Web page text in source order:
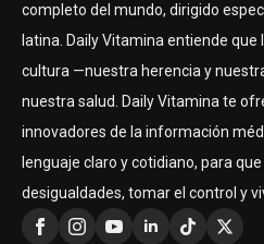
completo del mundo, dirigido
latina. Daily Vitamina entiende
cultura —nuestra herencia y
nuestra salud. Daily Vitamina te
innovadores de la información
lenguaje claro y cotidiano, para
desigualdades, tomar el control y